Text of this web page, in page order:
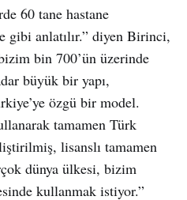
60 tane hastane
gibi anlatılır.” diyen Birinci,
bin 700’ün üzerinde
büyük bir yapı,
özgü bir model.
tamamen Türk
lisanslı tamamen
dünya ülkesi, bizim
kullanmak istiyor.”